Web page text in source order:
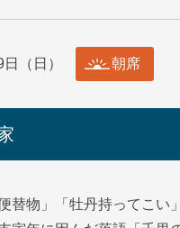
（日） 朝席
替物」「牡丹持ってこい